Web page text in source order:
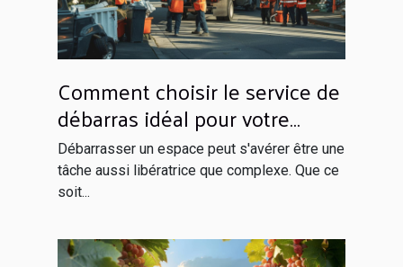
Comment choisir le service de
débarras idéal pour votre
espace ?
Débarrasser un espace peut s'avérer être une
tâche aussi libératrice que complexe. Que ce
soit...